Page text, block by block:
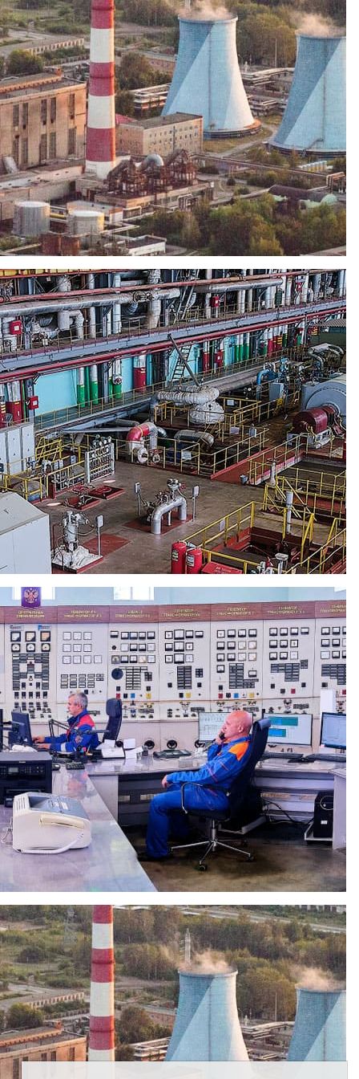
индивидуальные программы. По итогам работы и
социальной поддержки работников, в т.ч. доставка
предприятие имеет возможность оказать помощь в